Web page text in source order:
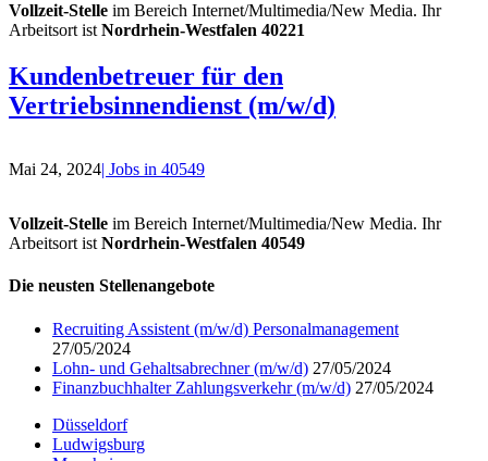
Vollzeit-Stelle im Bereich Internet/Multimedia/New Media. Ihr
Arbeitsort ist Nordrhein-Westfalen 40221
Kundenbetreuer für den
Vertriebsinnendienst (m/w/d)
Mai 24, 2024| Jobs in 40549
Vollzeit-Stelle im Bereich Internet/Multimedia/New Media. Ihr
Arbeitsort ist Nordrhein-Westfalen 40549
Die neusten Stellenangebote
Recruiting Assistent (m/w/d) Personalmanagement
27/05/2024
Lohn- und Gehaltsabrechner (m/w/d) 27/05/2024
Finanzbuchhalter Zahlungsverkehr (m/w/d) 27/05/2024
Düsseldorf
Ludwigsburg